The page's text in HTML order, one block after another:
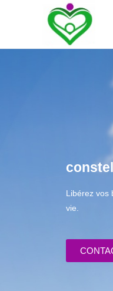
Libérez vos
vie.